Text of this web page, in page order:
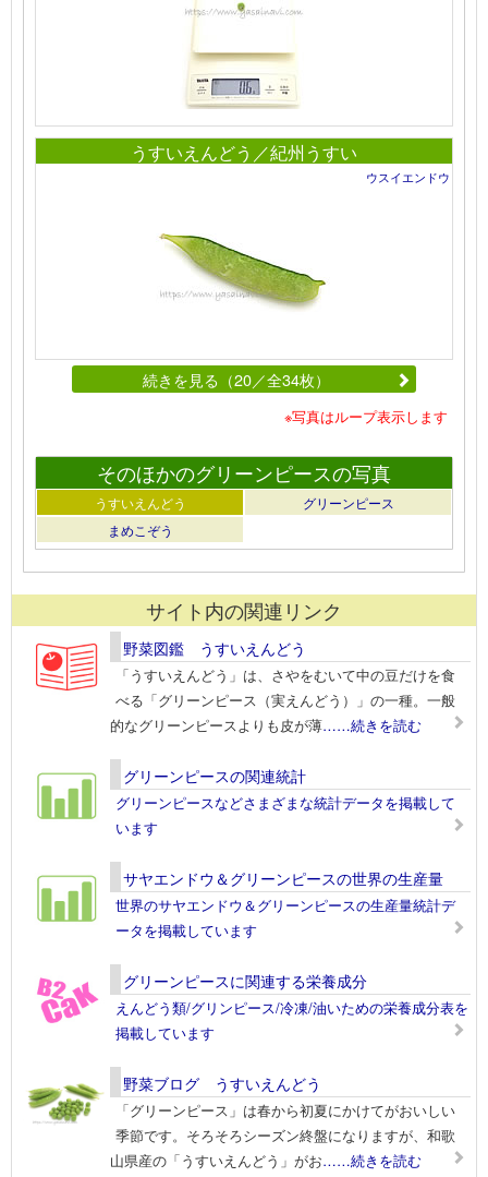
うすいえんどう／紀州うすい
ウスイエンドウ
続きを見る（20／全34枚）
※写真はループ表示します
そのほかのグリーンピースの写真
うすいえんどう
グリーンピース
まめこぞう
サイト内の関連リンク
野菜図鑑 うすいえんどう
「うすいえんどう」は、さやをむいて中の豆だけを食
べる「グリーンピース（実えんどう）」の一種。一般
的なグリーンピースよりも皮が薄……続きを読む
グリーンピースの関連統計
グリーンピースなどさまざまな統計データを掲載して
います
サヤエンドウ＆グリーンピースの世界の生産量
世界のサヤエンドウ＆グリーンピースの生産量統計デ
ータを掲載しています
グリーンピースに関連する栄養成分
えんどう類/グリンピース/冷凍/油いための栄養成分表を
掲載しています
野菜ブログ うすいえんどう
「グリーンピース」は春から初夏にかけてがおいしい
季節です。そろそろシーズン終盤になりますが、和歌
山県産の「うすいえんどう」がお……続きを読む